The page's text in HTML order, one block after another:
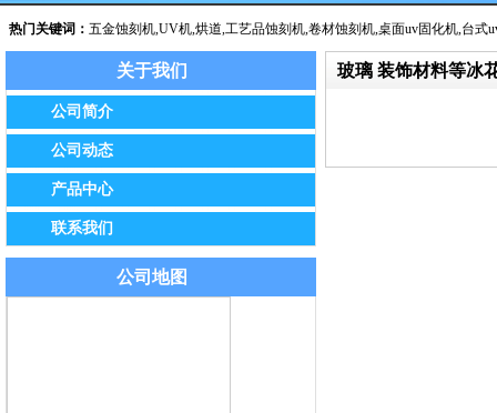
热门关键词： 五金蚀刻机,UV机,烘道,工艺品蚀刻机,卷材蚀刻机,桌面uv固化机,台式
公告：我公司已于2014年8月经保定市工商局批准正式更名为保定市
关于我们
公司简介
公司动态
产品中心
联系我们
公司地图
玻璃 装饰材料等冰